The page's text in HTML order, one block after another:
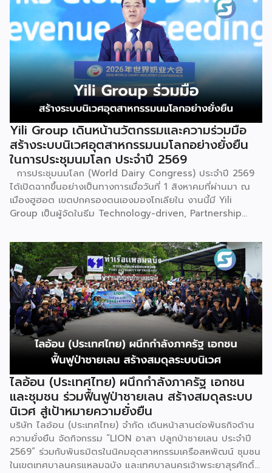
Yili Group เดินหน้านวัตกรรมและความร่วมมือ
สร้างระบบนิเวศอุตสาหกรรมนมโลกอย่างยั่งยืน
ในการประชุมนมโลก ประจำปี 2569
การประชุมนมโลก (World Dairy Congress) ประจำปี 2569
ได้เปิดฉากขึ้นอย่างเป็นทางการเมื่อวันที่ 1 สิงหาคมที่ผ่านมา ณ
เมืองฮูฮอต เขตปกครองตนเองมองโกเลียใน งานนี้มี Yili
Group เป็นผู้จัดในธีม Technology-driven, Partnership
Ecosystem (ขับเคลื่อนด้วยเทคโนโลยี มุ่งกระชับความร่วมมือ
สร้างระบบนิเวศอุตสาหกรรมนมโลกอย่างยั่งยืน) ถือเป็นเวทีระดับ
โลกที่รวบรวมผู้นำจากสมาคมการค้านานาชาติ นักวิชาการ และผู้
บริหารระดับสูงตลอดห่วงโซ่คุณค่าของอุตสาหกรรมนมทั่วโลก
ฮูฮอตขึ้นแท่นเมืองหลวงแห่งอุตสาหกรรมนมโลกอย่างเป็น
ทางการ ในพิธีเปิดการประชุม สหพันธ์วิทยาศาสตร์และ
เทคโนโลยีการอาหารนานาชาติ (IUFoST) ได้มอบป้ายประกาศ
เกียรติคุณและรางวัลที่ระลึก เพื่อรับรองให้เมืองฮูฮอตดำรง
ตำแหน่ง World Dairy Capital หรือเมืองหลวงแห่ง
อุตสาหกรรมนมโลก อย่างเป็นทางการ ดร.ภาวิณี ชินะโชติ
ประธานบริหาร IUFoST กล่าวในพิธีเปิดว่า การมอบตำแหน่งดัง
กล่าวถือเป็นสัญญาณแห่งความสำเร็จที่สะท้อนความมุ่งมั่นทุ่มเท
ของเมืองฮูฮอตในการยกระดับอุตสาหกรรมนม พร้อมกล่าวเสริม
ว่า รางวัลอันทรงเกียรตินี้ยังมุ่งหวังให้เป็นแรงขับเคลื่อนแก่
องค์กรระดับแถวหน้าอย่าง Yili Group […]
ไลอ้อน (ประเทศไทย) ผนึกกำลังภาครัฐ เอกชน
และชุมชน ร่วมฟื้นฟูป่าชายเลน สร้างสมดุลระบบ
นิเวศ สู่เป้าหมายความยั่งยืน
บริษัท ไลอ้อน (ประเทศไทย) จำกัด เดินหน้าสานต่อพันธกิจด้าน
ความยั่งยืน จัดกิจกรรม “LION อาสา ปลูกป่าชายเลน ประจำปี
2569” ร่วมกับพันธมิตรในนิคมอุตสาหกรรมเครือสหพัฒน์ ชุมชน
ในเขตเทศบาลนครแหลมฉบัง และเทศบาลนครเจ้าพระยาสุรศักดิ์